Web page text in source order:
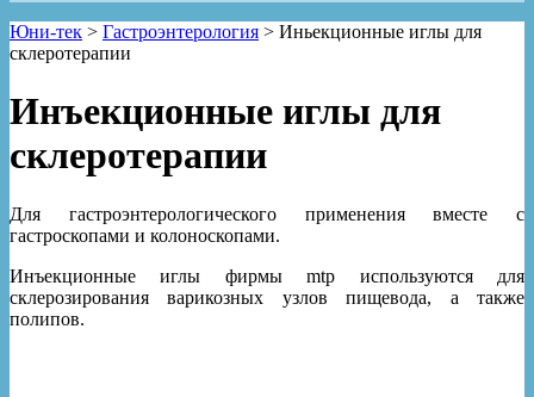
Юни-тек > Гастроэнтерология > Иньекционные иглы для
склеротерапии
Инъекционные иглы для
склеротерапии
Для гастроэнтерологического применения вместе с
гастроскопами и колоноскопами.
Инъекционные иглы фирмы mtp используются для
склерозирования варикозных узлов пищевода, а также
полипов.